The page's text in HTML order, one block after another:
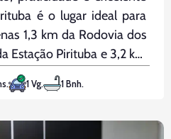
é o lugar ideal para
1,3 km da Rodovia dos
Estação Pirituba e 3,2 km
este empreendimento
principais pontos da
1 Vg. 1 Bnh.